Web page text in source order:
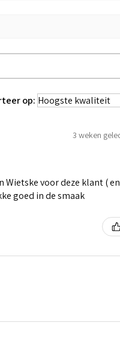
op:
3 weken
voor deze klant ( en
goed in de smaak